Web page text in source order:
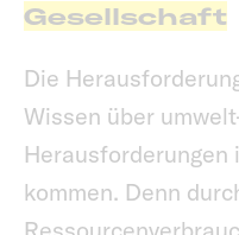
Gesellschaft
Die
Wissen über
Herausforderungen
kommen. Denn